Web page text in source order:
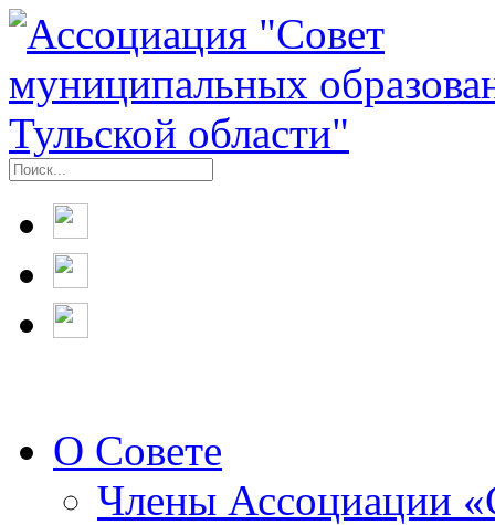
О Совете
Члены Ассоциации